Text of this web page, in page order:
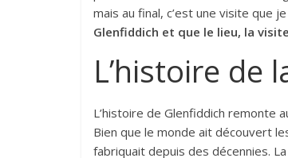
mais au final, c’est une visite que
Glenfiddich et que le lieu, la
L’histoire de
L’histoire de Glenfiddich remonte
Bien que le monde ait découvert
fabriquait depuis des décennies.